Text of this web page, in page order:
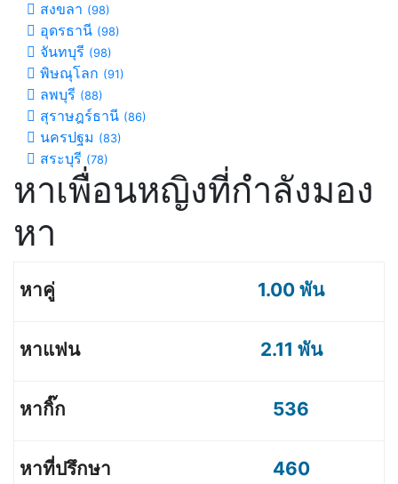
สงขลา (98)
อุดรธานี (98)
จันทบุรี (98)
พิษณุโลก (91)
ลพบุรี (88)
สุราษฎร์ธานี (86)
นครปฐม (83)
สระบุรี (78)
หาเพื่อนหญิงที่กำลังมอง
หา
1.00 พัน
2.11 พัน
536
460